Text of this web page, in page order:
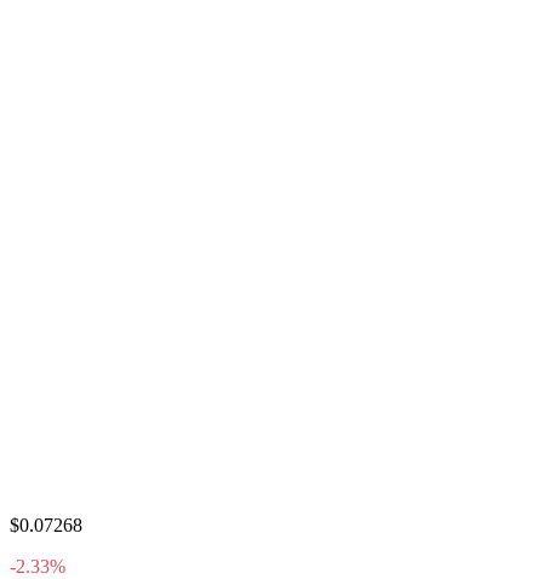
$0.07268
-2.33%